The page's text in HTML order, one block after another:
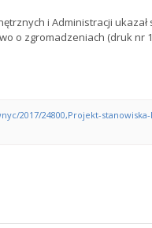
i Administracji
o zgromadzeniach (druk nr
2017/24800,Projekt-